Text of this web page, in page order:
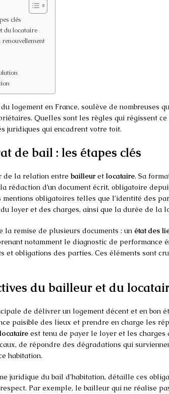
clés
du locataire
renouvellement
logement en France, soulève de nombreuses
Quelles sont les règles qui régissent
juridiques qui encadrent votre toit.
de bail : les étapes clés
de la relation entre bailleuret locataire. Sa
rédaction d’un document écrit, obligatoire
obligatoires telles que l’identité des
loyer et des charges, ainsi que la durée de la
la remise de plusieurs documents : un état des
notamment le diagnostic de performance
et obligations des parties. Ces éléments sont
du bailleur et du
de délivrer un logement décent et en bon
paisible des lieux et prendre en charge les
locataire est tenu de payer le loyer et les charges
de répondre des dégradations qui
habitation.
juridique du bail d’habitation, détaille ces
Par exemple, le bailleur qui ne réalise